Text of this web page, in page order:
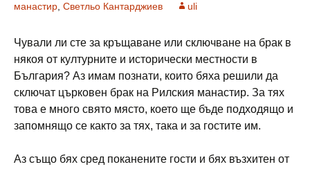
манастир Светльо Кантарджиев uli
Чували ли сте за кръщаване или сключване на брак в
някоя от културните и исторически местности в
България? Аз имам познати, които бяха решили да
сключат църковен брак на Рилския манастир. За тях
това е много свято място, което ще бъде подходящо и
запомнящо се както за тях, така и за гостите им.
Аз също бях сред поканените гости и бях възхитен от